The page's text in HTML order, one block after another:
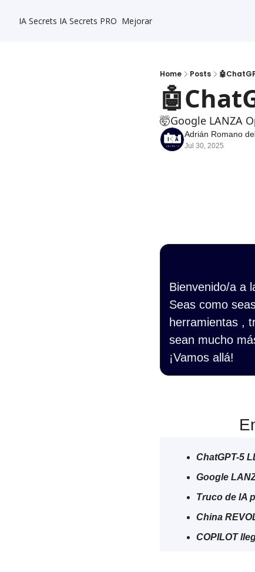
IA Secrets IA Secrets PRO Mejorar
Home Posts
🤯Google LANZA
Adrián Romano
Jul 30, 2025
Bienvenido/a a
Seas como
herramientas ,
sean mucho
¡Vamos allá!
ChatGPT-5
Google
Truco de IA
China
COPILOT